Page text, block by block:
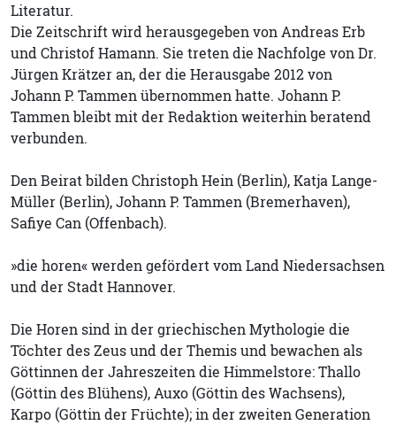
Literatur.
Die Zeitschrift wird herausgegeben von Andreas Erb
und Christof Hamann. Sie treten die Nachfolge von Dr.
Jürgen Krätzer an, der die Herausgabe 2012 von
Johann P. Tammen übernommen hatte. Johann P.
Tammen bleibt mit der Redaktion weiterhin beratend
verbunden.
Den Beirat bilden Christoph Hein (Berlin), Katja Lange-
Müller (Berlin), Johann P. Tammen (Bremerhaven),
Safiye Can (Offenbach).
»die horen« werden gefördert vom Land Niedersachsen
und der Stadt Hannover.
Die Horen sind in der griechischen Mythologie die
Töchter des Zeus und der Themis und bewachen als
Göttinnen der Jahreszeiten die Himmelstore: Thallo
(Göttin des Blühens), Auxo (Göttin des Wachsens),
Karpo (Göttin der Früchte); in der zweiten Generation